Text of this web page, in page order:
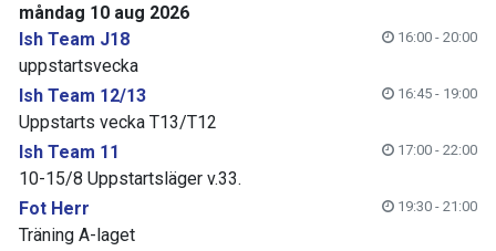
måndag 10 aug 2026
Ish Team J18
16:00 - 20:00
uppstartsvecka
Ish Team 12/13
16:45 - 19:00
Uppstarts vecka T13/T12
Ish Team 11
17:00 - 22:00
10-15/8 Uppstartsläger v.33.
Fot Herr
19:30 - 21:00
Träning A-laget